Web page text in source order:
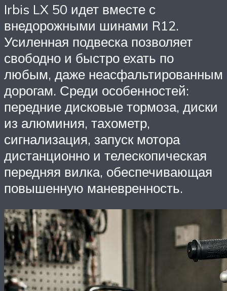
Irbis LX 50 идет вместе с
внедорожными шинами R12.
Усиленная подвеска позволяет
свободно и быстро ехать по
любым, даже неасфальтированным
дорогам. Среди особенностей:
передние дисковые тормоза, диски
из алюминия, тахометр,
сигнализация, запуск мотора
дистанционно и телескопическая
передняя вилка, обеспечивающая
повышенную маневренность.